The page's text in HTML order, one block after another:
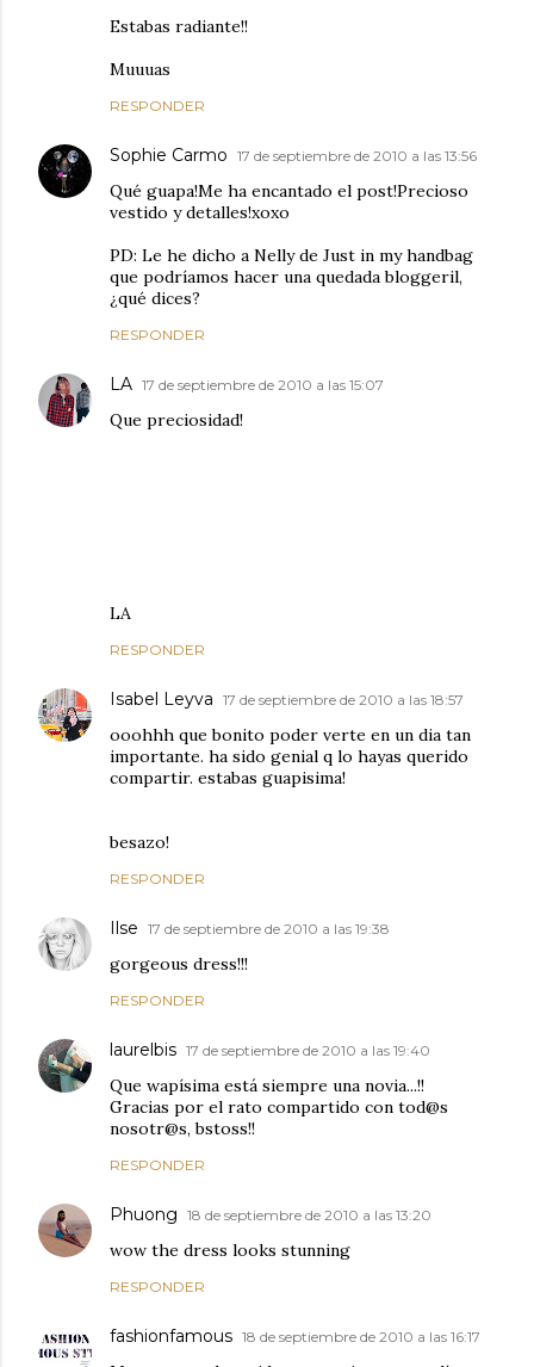
Estabas radiante!!
Muuuas
RESPONDER
Sophie Carmo 17 de septiembre de 2010 a las 13:56
Qué guapa!Me ha encantado el post!Precioso
vestido y detalles!xoxo
PD: Le he dicho a Nelly de Just in my handbag
que podríamos hacer una quedada bloggeril,
¿qué dices?
RESPONDER
LA 17 de septiembre de 2010 a las 15:07
Que preciosidad!
LA
RESPONDER
Isabel Leyva 17 de septiembre de 2010 a las 18:57
ooohhh que bonito poder verte en un dia tan
importante. ha sido genial q lo hayas querido
compartir. estabas guapisima!
besazo!
RESPONDER
Ilse 17 de septiembre de 2010 a las 19:38
gorgeous dress!!!
RESPONDER
laurelbis 17 de septiembre de 2010 a las 19:40
Que wapísima está siempre una novia...!!
Gracias por el rato compartido con tod@s
nosotr@s, bstoss!!
RESPONDER
Phuong 18 de septiembre de 2010 a las 13:20
wow the dress looks stunning
RESPONDER
fashionfamous 18 de septiembre de 2010 a las 16:17